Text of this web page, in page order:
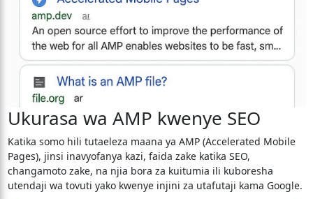
Ukurasa wa AMP kwenye SEO
Katika somo hili tutaeleza maana ya AMP (Accelerated Mobile
Pages), jinsi inavyofanya kazi, faida zake katika SEO,
changamoto zake, na njia bora za kuitumia ili kuboresha
utendaji wa tovuti yako kwenye injini za utafutaji kama Google.